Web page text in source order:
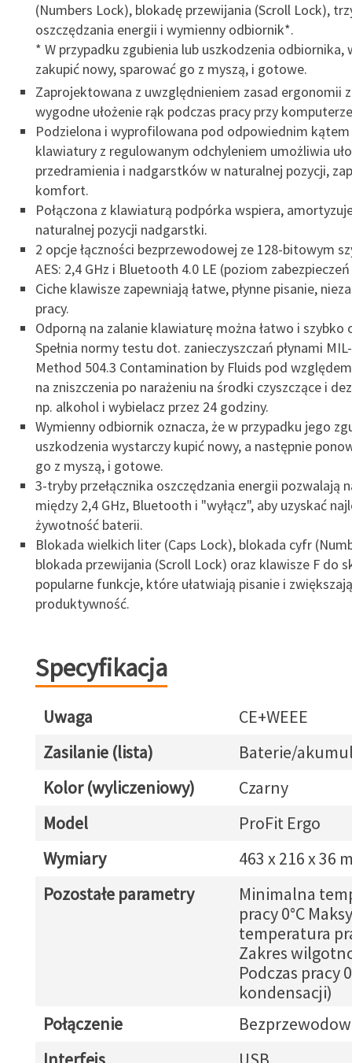
(Numbers Lock), blokadę przewijania (Scroll Lock),
oszczędzania energii i wymienny odbiornik*.
* W przypadku zgubienia lub uszkodzenia odbiornika,
zakupić nowy, sparować go z myszą, i gotowe.
Zaprojektowana z uwzględnieniem zasad ergonomii
wygodne ułożenie rąk podczas pracy przy
Podzielona i wyprofilowana pod odpowiednim
klawiatury z regulowanym odchyleniem umożliwia
przedramienia i nadgarstków w naturalnej pozycji,
komfort.
Połączona z klawiaturą podpórka wspiera,
naturalnej pozycji nadgarstki.
2 opcje łączności bezprzewodowej ze 128-bitowym
AES: 2,4 GHz i Bluetooth 4.0 LE (poziom
Ciche klawisze zapewniają łatwe, płynne pisanie,
pracy.
Odporną na zalanie klawiaturę można łatwo i szybko
Spełnia normy testu dot. zanieczyszczań płynami
Method 504.3 Contamination by Fluids pod
na zniszczenia po narażeniu na środki czyszczące i
np. alkohol i wybielacz przez 24 godziny.
Wymienny odbiornik oznacza, że w przypadku jego
uszkodzenia wystarczy kupić nowy, a następnie
go z myszą, i gotowe.
3-tryby przełącznika oszczędzania energii pozwalają
między 2,4 GHz, Bluetooth i "wyłącz", aby uzyskać
żywotność baterii.
Blokada wielkich liter (Caps Lock), blokada cyfr
blokada przewijania (Scroll Lock) oraz klawisze F do
popularne funkcje, które ułatwiają pisanie i zwiększają
produktywność.
Specyfikacja
Uwaga
CE+WEEE
Zasilanie (lista)
Baterie/
Kolor (wyliczeniowy)
Czarny
Model
ProFit Ergo
Wymiary
463 x 216 x 36
Pozostałe parametry
Minimalna
pracy 0°C
temperatura
Zakres
Podczas pracy
kondensacji)
Połączenie